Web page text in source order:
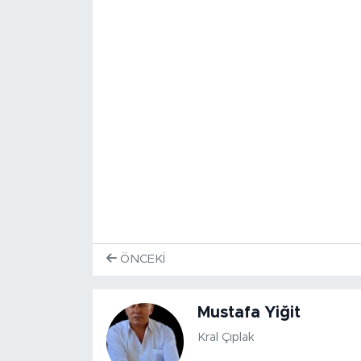
ÖNCEKI
Mustafa Yiğit
Kral Çıplak